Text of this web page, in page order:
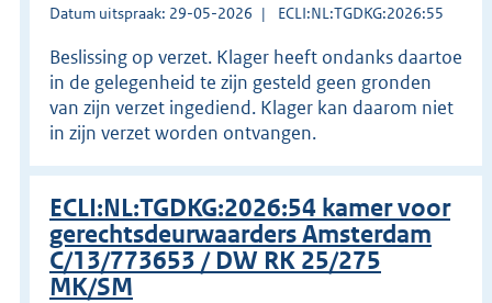
Datum uitspraak: 29-05-2026
ECLI:NL:TGDKG:2026:55
Beslissing op verzet. Klager heeft ondanks daartoe
in de gelegenheid te zijn gesteld geen gronden
van zijn verzet ingediend. Klager kan daarom niet
in zijn verzet worden ontvangen.
ECLI:NL:TGDKG:2026:54 kamer voor
gerechtsdeurwaarders Amsterdam
C/13/773653 / DW RK 25/275
MK/SM